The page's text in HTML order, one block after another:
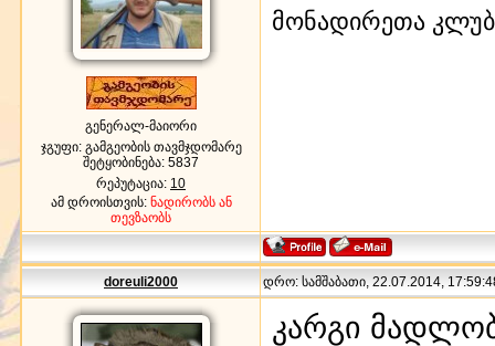
გენერალ-მაიორი
ჯგუფი: გამგეობის თავმჯდომარე
შეტყობინება: 5837
რეპუტაცია: 10
ამ დროისთვის: ნადირობს ან
თევზაობს
მონადირეთა
doreuli2000 დრო: სამშაბათი, 22.07.2014,
კარგი